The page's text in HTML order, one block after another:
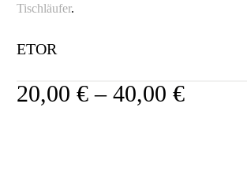
Tischläufer.
ETOR
20,00 € – 40,00 €